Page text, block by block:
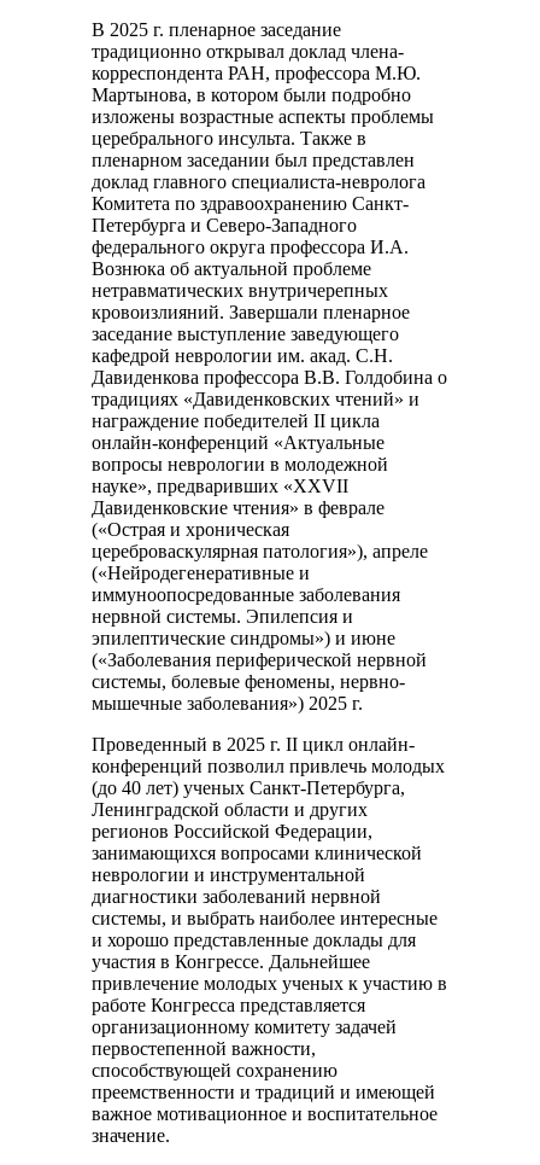
В 2025 г. пленарное заседание
традиционно открывал доклад члена-
корреспондента РАН, профессора М.Ю.
Мартынова, в котором были подробно
изложены возрастные аспекты проблемы
церебрального инсульта. Также в
пленарном заседании был представлен
доклад главного специалиста-невролога
Комитета по здравоохранению Санкт-
Петербурга и Северо-Западного
федерального округа профессора И.А.
Вознюка об актуальной проблеме
нетравматических внутричерепных
кровоизлияний. Завершали пленарное
заседание выступление заведующего
кафедрой неврологии им. акад. С.Н.
Давиденкова профессора В.В. Голдобина о
традициях «Давиденковских чтений» и
награждение победителей II цикла
онлайн-конференций «Актуальные
вопросы неврологии в молодежной
науке», предваривших «XXVII
Давиденковские чтения» в феврале
(«Острая и хроническая
цереброваскулярная патология»), апреле
(«Нейродегенеративные и
иммуноопосредованные заболевания
нервной системы. Эпилепсия и
эпилептические синдромы») и июне
(«Заболевания периферической нервной
системы, болевые феномены, нервно-
мышечные заболевания») 2025 г.
Проведенный в 2025 г. II цикл онлайн-
конференций позволил привлечь молодых
(до 40 лет) ученых Санкт-Петербурга,
Ленинградской области и других
регионов Российской Федерации,
занимающихся вопросами клинической
неврологии и инструментальной
диагностики заболеваний нервной
системы, и выбрать наиболее интересные
и хорошо представленные доклады для
участия в Конгрессе. Дальнейшее
привлечение молодых ученых к участию в
работе Конгресса представляется
организационному комитету задачей
первостепенной важности,
способствующей сохранению
преемственности и традиций и имеющей
важное мотивационное и воспитательное
значение.